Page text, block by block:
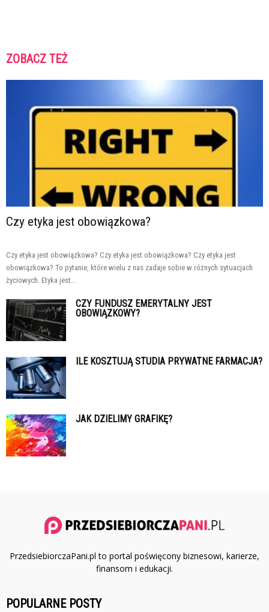
ZOBACZ TEŻ
Czy etyka jest obowiązkowa?
Czy etyka jest obowiązkowa? Czy etyka jest obowiązkowa? Czy etyka jest
obowiązkowa? To pytanie, które wielu z nas zadaje sobie w różnych sytuacjach
życiowych. Etyka jest...
CZY FUNDUSZ EMERYTALNY JEST
OBOWIĄZKOWY?
ILE KOSZTUJĄ STUDIA PRYWATNE FARMACJA?
JAK DZIELIMY GRAFIKĘ?
PrzedsiebiorczaPani.pl to portal poświęcony biznesowi, karierze,
finansom i edukacji.
POPULARNE POSTY